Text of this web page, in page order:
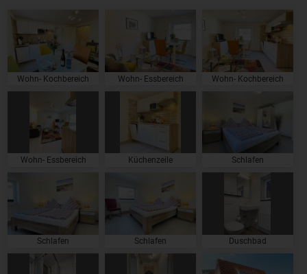
Wohn- Kochbereich Wohn- Essbereich Wohn- Kochbereich
Wohn- Essbereich Küchenzeile Schlafen
Schlafen Schlafen Duschbad